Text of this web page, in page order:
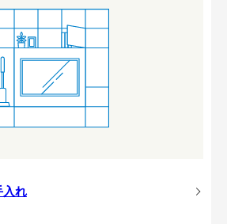
入れ